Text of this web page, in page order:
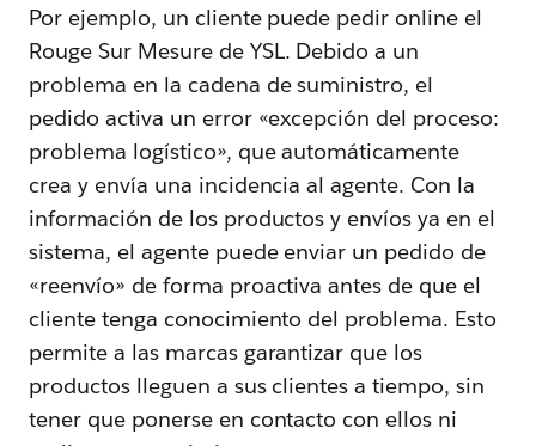
Por ejemplo, un cliente puede pedir online el
Rouge Sur Mesure de YSL. Debido a un
problema en la cadena de suministro, el
pedido activa un error «excepción del proceso:
problema logístico», que automáticamente
crea y envía una incidencia al agente. Con la
información de los productos y envíos ya en el
sistema, el agente puede enviar un pedido de
«reenvío» de forma proactiva antes de que el
cliente tenga conocimiento del problema. Esto
permite a las marcas garantizar que los
productos lleguen a sus clientes a tiempo, sin
tener que ponerse en contacto con ellos ni